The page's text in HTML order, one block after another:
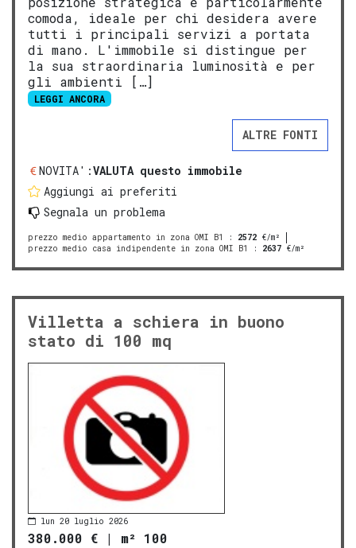
comoda, ideale per chi desidera avere
tutti i principali servizi a portata
di mano. L'immobile si distingue per
la sua straordinaria luminosità e per
gli ambienti […]
LEGGI ANCORA
ALTRE FONTI
NOVITA':VALUTA questo immobile
Aggiungi ai preferiti
Segnala un problema
prezzo medio appartamento in zona OMI B1 : 2572 €/m²
prezzo medio casa indipendente in zona OMI B1
: 2637 €/m²
Villetta a schiera in buono
stato di 100 mq
lun 20 luglio 2026
380.000 € | m² 100